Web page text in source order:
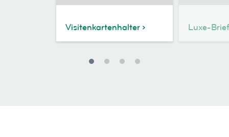
Visitenkartenhalter Luxe-